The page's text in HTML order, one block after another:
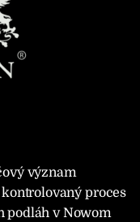
význam
proces
podláh v Nowom